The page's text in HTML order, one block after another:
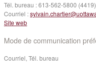
Tél. bureau :613-562-5800 (4419)
Courriel :
Site web
Mode de communication
Courriel, Tél. bureau